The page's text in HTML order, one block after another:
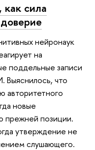
сила
нейронаук
на
поддельные записи
Выяснилось, что
авторитетного
новые
прежней позиции.
утверждение не
слушающего.